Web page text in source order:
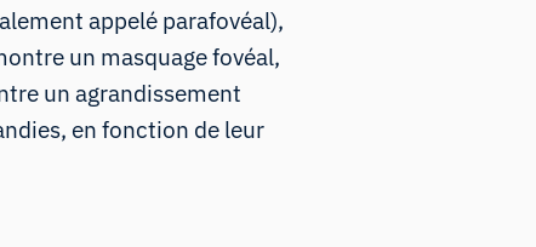
appelé parafovéal),
un masquage fovéal,
un agrandissement
en fonction de leur